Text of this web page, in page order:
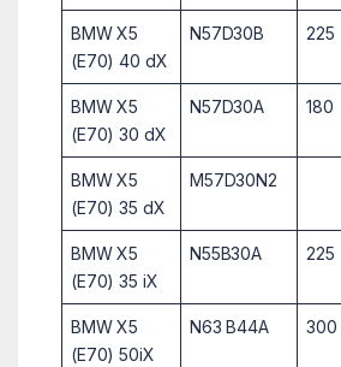
BMW X5
(E70) 40 dX
N57D30B 225
BMW X5
(E70) 30 dX
N57D30A 180
BMW X5
(E70) 35 dX
M57D30N2
BMW X5
(E70) 35 iX
N55B30A 225
BMW X5
(E70) 50iX
N63 B44A 300